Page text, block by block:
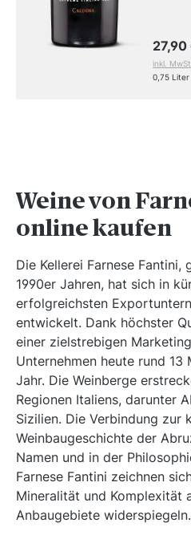
27,90
inkl.
0,75 Liter
Weine von
online kaufen
Die Kellerei Farnese
1990er Jahren, hat sich in
erfolgreichsten
entwickelt. Dank höchster
einer zielstrebigen
Unternehmen heute rund 13
Jahr. Die Weinberge
Regionen Italiens, darunter
Sizilien. Die Verbindung zur
Weinbaugeschichte der
Namen und in der
Farnese Fantini zeichnen
Mineralität und Komplexität
Anbaugebiete widerspiegeln.